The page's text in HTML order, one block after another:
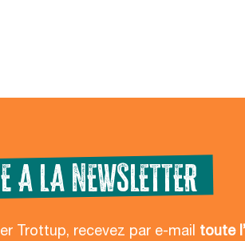
A LA NEWSLETTER
Trottup, recevez par e-mail toute